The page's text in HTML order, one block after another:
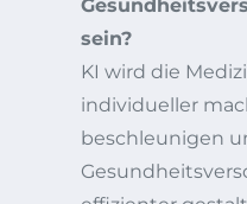
sein?
KI wird die
individueller
beschleunigen